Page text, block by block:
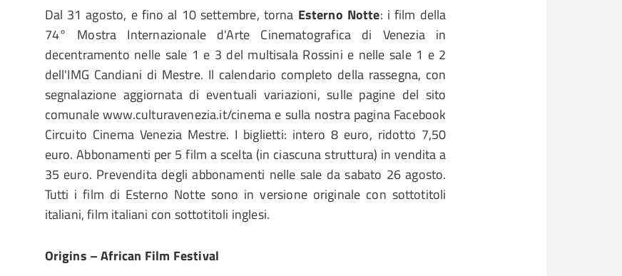
Dal 31 agosto, e fino al 10 settembre, torna Esterno Notte: i film della
74° Mostra Internazionale d'Arte Cinematografica di Venezia in
decentramento nelle sale 1 e 3 del multisala Rossini e nelle sale 1 e 2
dell'IMG Candiani di Mestre. Il calendario completo della rassegna, con
segnalazione aggiornata di eventuali variazioni, sulle pagine del sito
comunale www.culturavenezia.it/cinema e sulla nostra pagina Facebook
Circuito Cinema Venezia Mestre. I biglietti: intero 8 euro, ridotto 7,50
euro. Abbonamenti per 5 film a scelta (in ciascuna struttura) in vendita a
35 euro. Prevendita degli abbonamenti nelle sale da sabato 26 agosto.
Tutti i film di Esterno Notte sono in versione originale con sottotitoli
italiani, film italiani con sottotitoli inglesi.
Origins – African Film Festival